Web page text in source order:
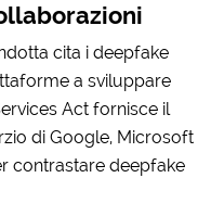
cita i deepfake
a sviluppare
Act fornisce il
di Google, Microsoft
contrastare deepfake